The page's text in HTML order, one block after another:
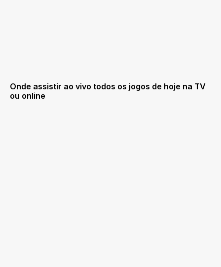
Onde assistir ao vivo todos os jogos de hoje na TV
ou online